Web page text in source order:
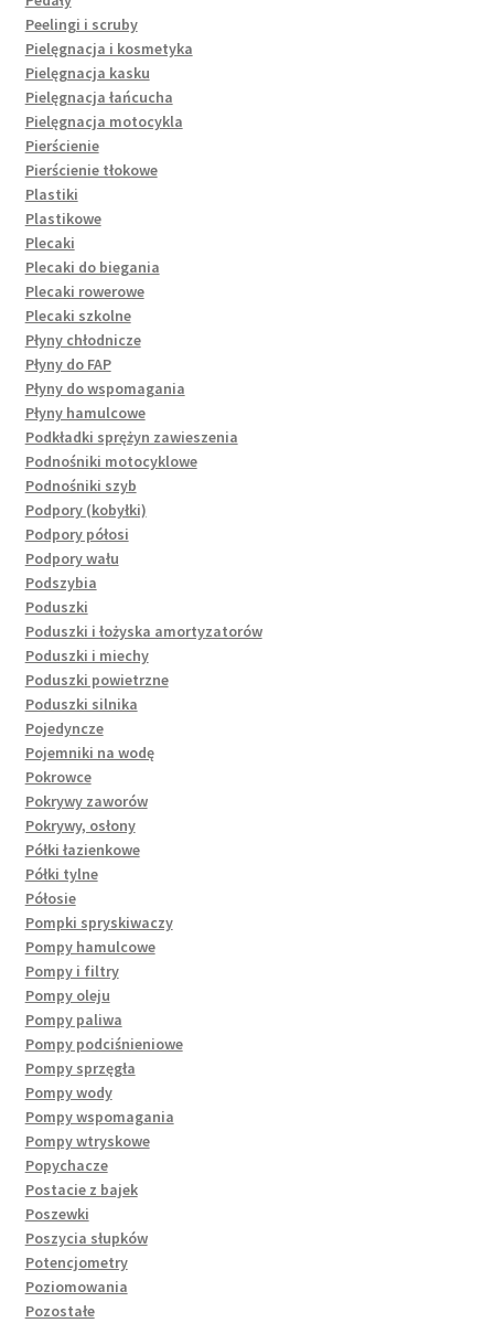
Peelingi i scruby
Pielęgnacja i kosmetyka
Pielęgnacja kasku
Pielęgnacja łańcucha
Pielęgnacja motocykla
Pierścienie
Pierścienie tłokowe
Plastiki
Plastikowe
Plecaki
Plecaki do biegania
Plecaki rowerowe
Plecaki szkolne
Płyny chłodnicze
Płyny do FAP
Płyny do wspomagania
Płyny hamulcowe
Podkładki sprężyn zawieszenia
Podnośniki motocyklowe
Podnośniki szyb
Podpory (kobyłki)
Podpory półosi
Podpory wału
Podszybia
Poduszki
Poduszki i łożyska amortyzatorów
Poduszki i miechy
Poduszki powietrzne
Poduszki silnika
Pojedyncze
Pojemniki na wodę
Pokrowce
Pokrywy zaworów
Pokrywy, osłony
Półki łazienkowe
Półki tylne
Półosie
Pompki spryskiwaczy
Pompy hamulcowe
Pompy i filtry
Pompy oleju
Pompy paliwa
Pompy podciśnieniowe
Pompy sprzęgła
Pompy wody
Pompy wspomagania
Pompy wtryskowe
Popychacze
Postacie z bajek
Poszewki
Poszycia słupków
Potencjometry
Poziomowania
Pozostałe